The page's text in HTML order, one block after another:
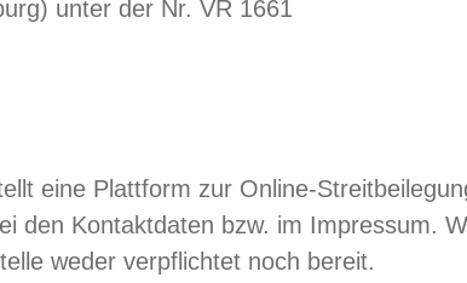
unter der Nr. VR 1661
eine Plattform zur Online-
den Kontaktdaten bzw. im Impressum.
weder verpflichtet noch bereit.